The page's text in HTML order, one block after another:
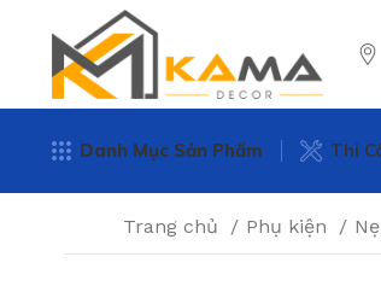
Danh Mục Sản Phẩm Thi
Trang chủ Phụ kiện